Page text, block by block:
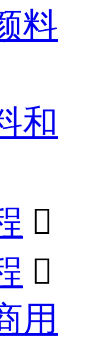
料
和


用